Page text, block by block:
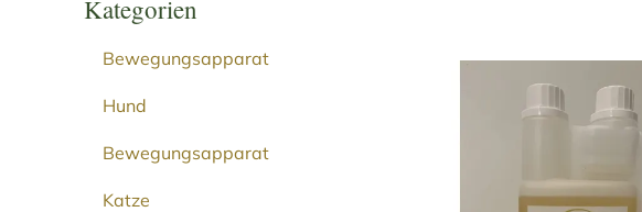
Kategorien
Bewegungsapparat
Hund
Bewegungsapparat
Katze